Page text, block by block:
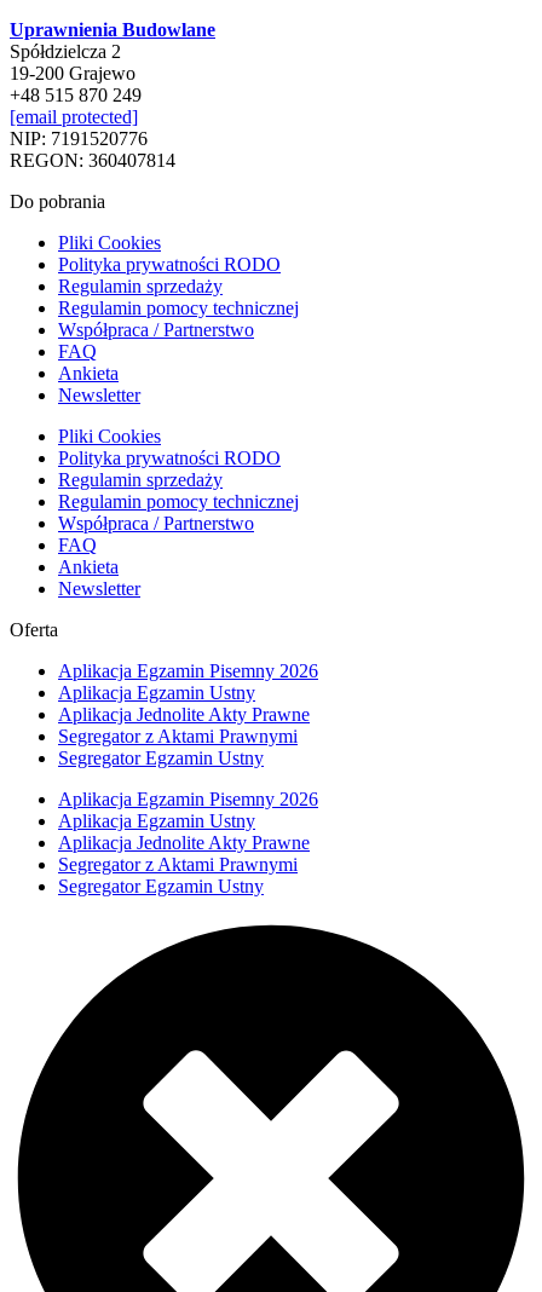
Uprawnienia Budowlane
Spółdzielcza 2
19-200 Grajewo
+48 515 870 249
[email protected]
NIP: 7191520776
REGON: 360407814
Do pobrania
Pliki Cookies
Polityka prywatności RODO
Regulamin sprzedaży
Regulamin pomocy technicznej
Współpraca / Partnerstwo
FAQ
Ankieta
Newsletter
Pliki Cookies
Polityka prywatności RODO
Regulamin sprzedaży
Regulamin pomocy technicznej
Współpraca / Partnerstwo
FAQ
Ankieta
Newsletter
Oferta
Aplikacja Egzamin Pisemny 2026
Aplikacja Egzamin Ustny
Aplikacja Jednolite Akty Prawne
Segregator z Aktami Prawnymi
Segregator Egzamin Ustny
Aplikacja Egzamin Pisemny 2026
Aplikacja Egzamin Ustny
Aplikacja Jednolite Akty Prawne
Segregator z Aktami Prawnymi
Segregator Egzamin Ustny